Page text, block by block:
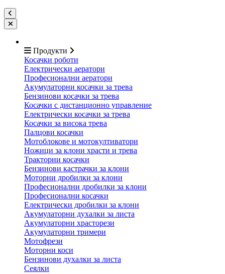
Продукти
Косачки роботи
Електрически аератори
Професионални аератори
Акумулаторни косачки за трева
Бензинови косачки за трева
Косачки с дистанционно управление
Електрически косачки за трева
Косачки за висока трева
Палцови косачки
Мотоблокове и мотокултиватори
Ножици за клони храсти и трева
Тракторни косачки
Бензинови кастрачки за клони
Моторни дробилки за клони
Професионални дробилки за клони
Професионални косачки
Електрически дробилки за клони
Акумулаторни духалки за листа
Акумулаторни храсторези
Акумулаторни тримери
Мотофрези
Моторни коси
Бензинови духалки за листа
Сеялки